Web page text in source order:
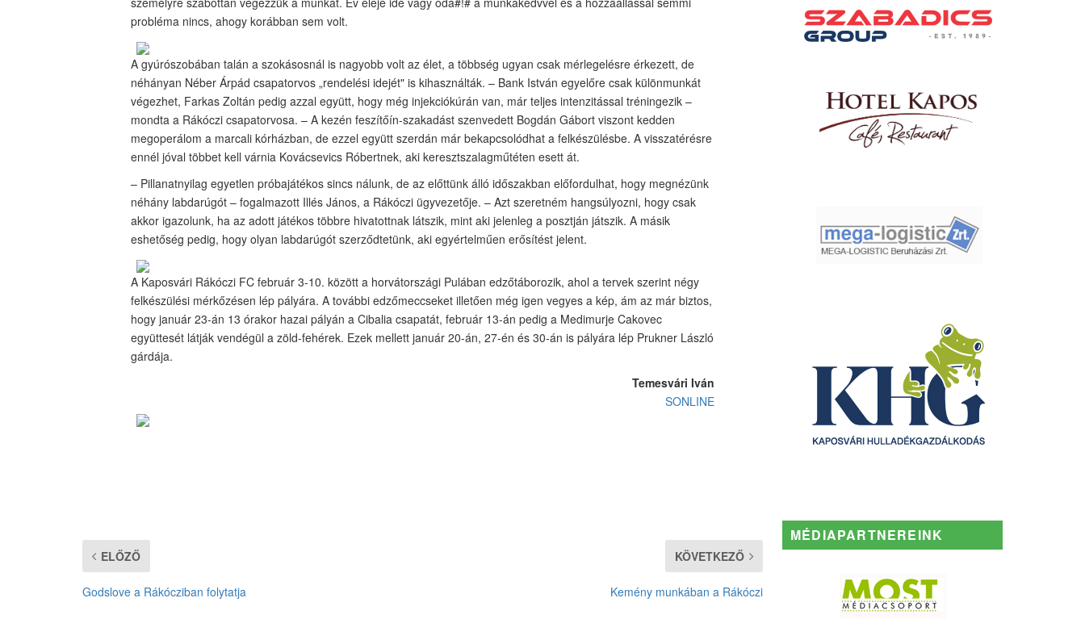
probléma nincs, ahogy korábban sem volt.
A gyúrószobában talán a szokásosnál is nagyobb volt az élet, a többség ugyan csak mérlegelésre érkezett, de
néhányan Néber Árpád csapatorvos „rendelési idejét" is kihasználták. – Bank István egyelőre csak különmunkát
végezhet, Farkas Zoltán pedig azzal együtt, hogy még injekciókúrán van, már teljes intenzitással tréningezik –
mondta a Rákóczi csapatorvosa. – A kezén feszítőín-szakadást szenvedett Bogdán Gábort viszont kedden
megoperálom a marcali kórházban, de ezzel együtt szerdán már bekapcsolódhat a felkészülésbe. A visszatérésre
ennél jóval többet kell várnia Kovácsevics Róbertnek, aki keresztszalagműtéten esett át.
– Pillanatnyilag egyetlen próbajátékos sincs nálunk, de az előttünk álló időszakban előfordulhat, hogy megnézünk
néhány labdarúgót – fogalmazott Illés János, a Rákóczi ügyvezetője. – Azt szeretném hangsúlyozni, hogy csak
akkor igazolunk, ha az adott játékos többre hivatottnak látszik, mint aki jelenleg a posztján játszik. A másik
eshetőség pedig, hogy olyan labdarúgót szerződtetünk, aki egyértelműen erősítést jelent.
A Kaposvári Rákóczi FC február 3-10. között a horvátországi Pulában edzőtáborozik, ahol a tervek szerint négy
felkészülési mérkőzésen lép pályára. A további edzőmeccseket illetően még igen vegyes a kép, ám az már biztos,
hogy január 23-án 13 órakor hazai pályán a Cibalia csapatát, február 13-án pedig a Medimurje Cakovec
együttesét látják vendégül a zöld-fehérek. Ezek mellett január 20-án, 27-én és 30-án is pályára lép Prukner László
gárdája.
Temesvári Iván
SONLINE
ELŐZŐ
Godslove a Rákócziban folytatja
KÖVETKEZŐ
Kemény munkában a Rákóczi
MÉDIAPARTNEREINK